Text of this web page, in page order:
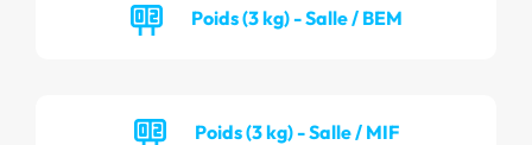
Poids (3 kg) - Salle / BEM
Poids (3 kg) - Salle / MIF